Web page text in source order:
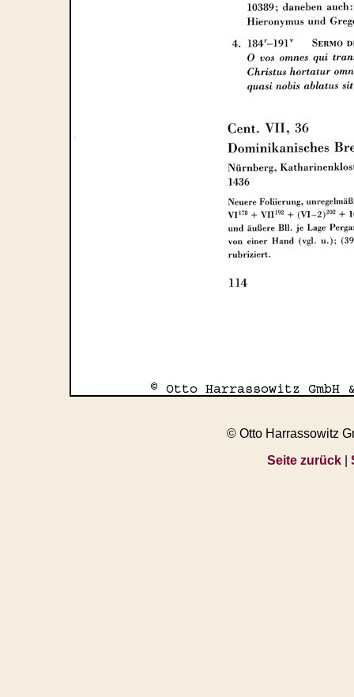
© Otto Harrassowitz
Seite zurück|